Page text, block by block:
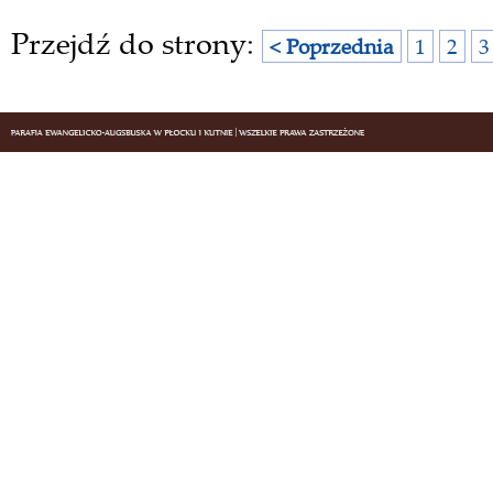
Przejdź do strony: < Poprzednia 1 2 3